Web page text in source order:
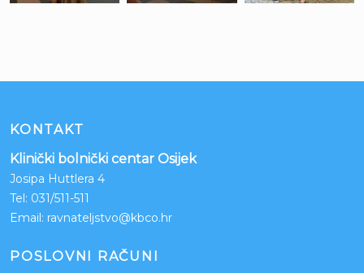
KONTAKT
Klinički bolnički centar Osijek
Josipa Huttlera 4
Tel: 031/511-511
Email: ravnateljstvo@kbco.hr
POSLOVNI RAČUNI